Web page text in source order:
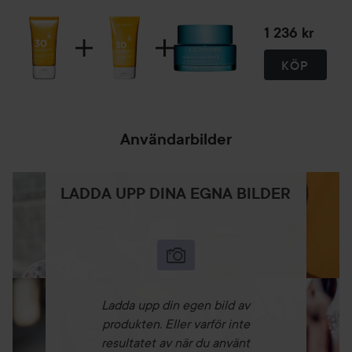
1 236 kr
KÖP
Användarbilder
LADDA UPP DINA EGNA BILDER
Ladda upp din egen bild av
produkten. Eller varför inte
resultatet av när du använt